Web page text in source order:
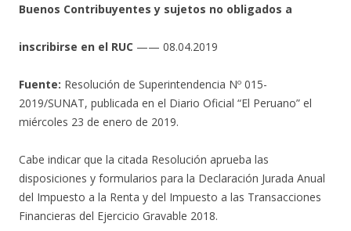
Buenos Contribuyentes y sujetos no obligados a
inscribirse en el RUC —— 08.04.2019
Fuente: Resolución de Superintendencia Nº 015-
2019/SUNAT, publicada en el Diario Oficial “El Peruano” el
miércoles 23 de enero de 2019.
Cabe indicar que la citada Resolución aprueba las
disposiciones y formularios para la Declaración Jurada Anual
del Impuesto a la Renta y del Impuesto a las Transacciones
Financieras del Ejercicio Gravable 2018.